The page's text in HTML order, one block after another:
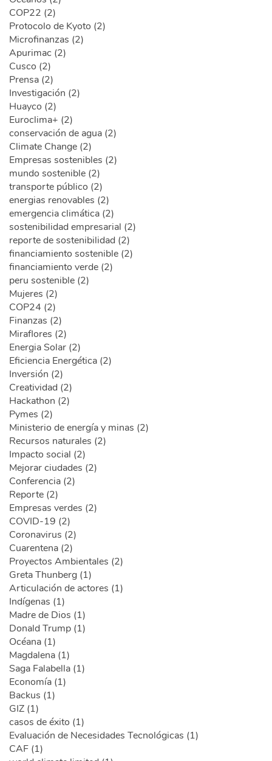
COP22 (2)
Protocolo de Kyoto (2)
Microfinanzas (2)
Apurimac (2)
Cusco (2)
Prensa (2)
Investigación (2)
Huayco (2)
Euroclima+ (2)
conservación de agua (2)
Climate Change (2)
Empresas sostenibles (2)
mundo sostenible (2)
transporte público (2)
energias renovables (2)
emergencia climática (2)
sostenibilidad empresarial (2)
reporte de sostenibilidad (2)
financiamiento sostenible (2)
financiamiento verde (2)
peru sostenible (2)
Mujeres (2)
COP24 (2)
Finanzas (2)
Miraflores (2)
Energia Solar (2)
Eficiencia Energética (2)
Inversión (2)
Creatividad (2)
Hackathon (2)
Pymes (2)
Ministerio de energía y minas (2)
Recursos naturales (2)
Impacto social (2)
Mejorar ciudades (2)
Conferencia (2)
Reporte (2)
Empresas verdes (2)
COVID-19 (2)
Coronavirus (2)
Cuarentena (2)
Proyectos Ambientales (2)
Greta Thunberg (1)
Articulación de actores (1)
Indígenas (1)
Madre de Dios (1)
Donald Trump (1)
Océana (1)
Magdalena (1)
Saga Falabella (1)
Economía (1)
Backus (1)
GIZ (1)
casos de éxito (1)
Evaluación de Necesidades Tecnológicas (1)
CAF (1)